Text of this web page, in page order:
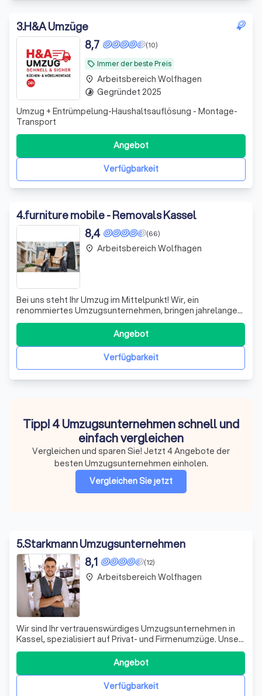
3.H&A Umzüge
local_offer Immer der beste Preis
(10)
8,7
Umzug + Entrümpelung-Haushaltsauflösung - Montage-
Transport
Verfügbarkeit
Angebot
place Arbeitsbereich Wolfhagen
timelapse Gegründet 2025
4.furniture mobile - Removals Kassel
(66)
8,4
Bei uns steht Ihr Umzug im Mittelpunkt! Wir, ein
renommiertes Umzugsunternehmen, bringen jahrelange
Erfahrung und Fachwissen in jeden Schritt Ihres Umzugs
ein. Ob Sie innerhalb der Stadtgrenzen umziehen oder
einen Fernumzug planen, unser Ziel ist es, den Prozess so
reibungslos und stressfrei wie mög
Verfügbarkeit
Angebot
place Arbeitsbereich Wolfhagen
Tipp! 4 Umzugsunternehmen schnell und
einfach vergleichen
Vergleichen und sparen Sie! Jetzt 4 Angebote der
besten Umzugsunternehmen einholen.
Vergleichen Sie jetzt
5.Starkmann Umzugsunternehmen
(12)
8,1
Wir sind Ihr vertrauenswürdiges Umzugsunternehmen in
Kassel, spezialisiert auf Privat- und Firmenumzüge. Unser
Angebot umfasst umfassende Umzugsservices,
Verpackung, Transport, Küchenmontagen und die
Einrichtung von Halteverbotszonen. Wir bieten auch
spezialisierte Dienste für Senioren und Studenten
Verfügbarkeit
Angebot
place Arbeitsbereich Wolfhagen